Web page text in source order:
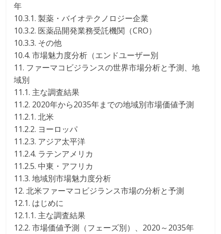
年
10.3.1. 製薬・バイオテクノロジー企業
10.3.2. 医薬品開発業務受託機関（CRO）
10.3.3. その他
10.4. 市場魅力度分析（エンドユーザー別
11. ファーマコビジランスの世界市場分析と予測、地
域別
11.1. 主な調査結果
11.2. 2020年から2035年までの地域別市場価値予測
11.2.1. 北米
11.2.2. ヨーロッパ
11.2.3. アジア太平洋
11.2.4. ラテンアメリカ
11.2.5. 中東・アフリカ
11.3. 地域別市場魅力度分析
12. 北米ファーマコビジランス市場の分析と予測
12.1. はじめに
12.1.1. 主な調査結果
12.2. 市場価値予測（フェーズ別）、2020～2035年